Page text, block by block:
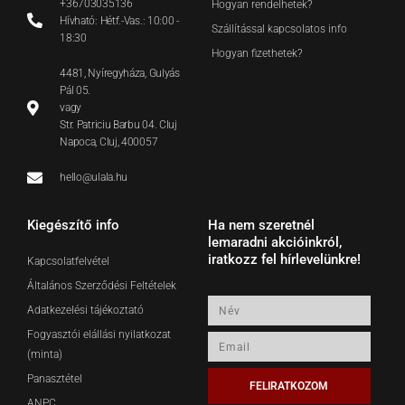
+36703035136
Hívható: Hétf.-Vas.: 10:00 -
18:30
4481, Nyíregyháza, Gulyás
Pál 05.
vagy
Str. Patriciu Barbu 04. Cluj
Napoca, Cluj, 400057
hello@ulala.hu
Hogyan rendelhetek?
Szállítással kapcsolatos info
Hogyan fizethetek?
Kiegészítő info
Kapcsolatfelvétel
Általános Szerződési Feltételek
Adatkezelési tájékoztató
Fogyasztói elállási nyilatkozat
(minta)
Panasztétel
Ha nem szeretnél
lemaradni akcióinkról,
iratkozz fel hírlevelünkre!
FELIRATKOZOM